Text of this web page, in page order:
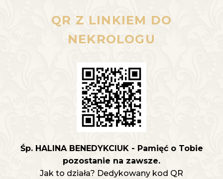
QR Z LINKIEM DO
NEKROLOGU
Śp. HALINA BENEDYKCIUK - Pamięć o Tobie
pozostanie na zawsze.
Jak to działa? Dedykowany kod QR